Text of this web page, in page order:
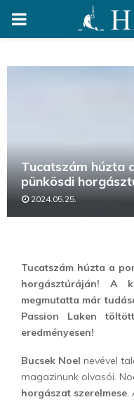
PRIMARY
Tucatszám húzta
pünkösdi
2024.05.25.
Tucatszám húzta a
horgásztúráján! A
megmutatta már
Passion Laken
eredményesen!
Bucsek Noel nevével
magazinunk olvasói.
horgászat szerelmese.